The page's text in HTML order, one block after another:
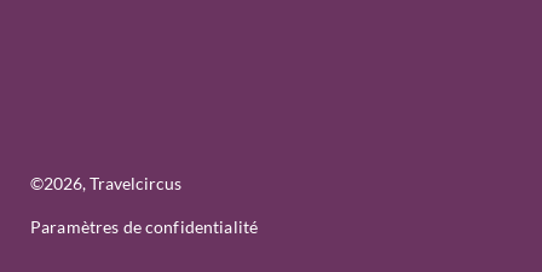
©2026, Travelcircus
Paramètres de confidentialité